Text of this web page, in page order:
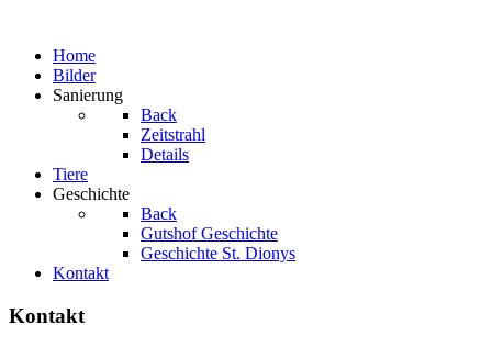
Home
Bilder
Sanierung
Back
Zeitstrahl
Details
Tiere
Geschichte
Back
Gutshof Geschichte
Geschichte St. Dionys
Kontakt
Kontakt